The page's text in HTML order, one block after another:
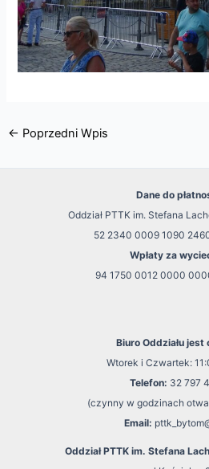
← Poprzedni Wpis
Dane do
Oddział PTTK im. Stefana
52 2340 0009 1090
Wpłaty za
94 1750 0012 0000
Biuro Oddziału jest
Wtorek i Czwartek:
Telefon: 32 797
(czynny w godzinach
Email:
Oddział PTTK im. Stefana